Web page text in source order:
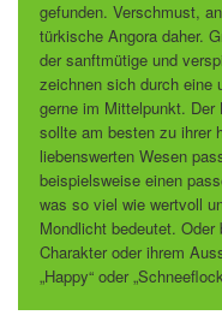
gefunden. Verschmust,
türkische Angora daher.
der sanftmütige und
zeichnen sich durch eine
gerne im Mittelpunkt.
sollte am besten zu ihrer
liebenswerten Wesen
beispielsweise einen
was so viel wie wertvoll
Mondlicht bedeutet.
Charakter oder ihrem
„Happy“ oder